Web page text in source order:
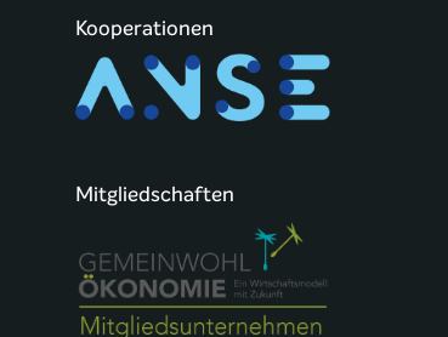
Kooperationen
Mitgliedschaften